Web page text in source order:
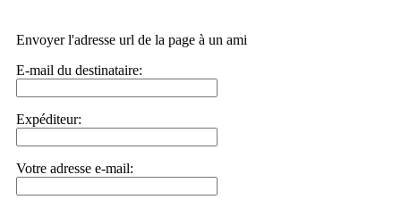
Envoyer l'adresse url de la page à un ami
E-mail du destinataire:
Expéditeur:
Votre adresse e-mail: